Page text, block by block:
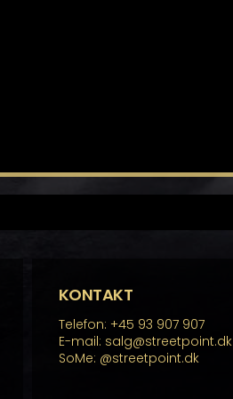
KONTAKT
Telefon: +45 93 907 907
E-mail: salg@streetpoint.dk
SoMe: @streetpoint.dk